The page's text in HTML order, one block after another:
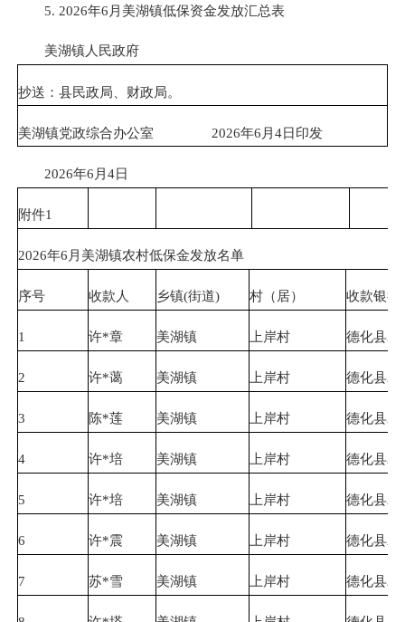
5. 2026年6月美湖镇低保资金发放汇总表
美湖镇人民政府
抄送：县民政局、财政局。
美湖镇党政综合办公室 2026年6月4日印发
2026年6月4日
附件1
2026年6月美湖镇农村低保金发放名单
序号 收款人 乡镇(街道) 村（居） 收款银行
1 许*章 美湖镇 上岸村 德化县农
2 许*蔼 美湖镇 上岸村 德化县农
3 陈*莲 美湖镇 上岸村 德化县农
4 许*培 美湖镇 上岸村 德化县农
5 许*培 美湖镇 上岸村 德化县农
6 许*震 美湖镇 上岸村 德化县农
7 苏*雪 美湖镇 上岸村 德化县农